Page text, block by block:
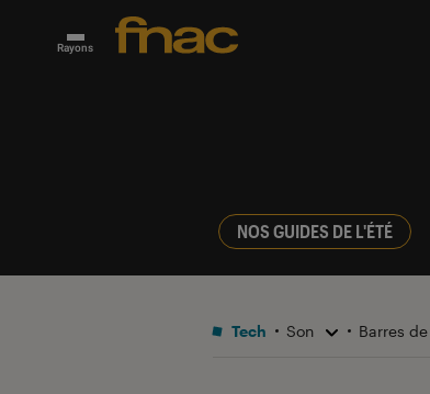
Rayons
NOS GUIDES DE L'ÉTÉ
Tech Son Barres